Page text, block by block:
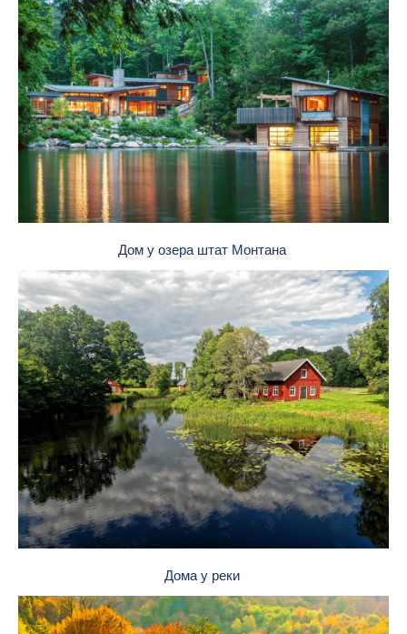
Дом у озера штат Монтана
Дома у реки